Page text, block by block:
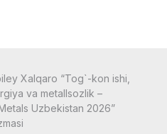
Хalqaro “Tog`-kon ishi,
va metallsozlik –
Uzbekistan 2026”